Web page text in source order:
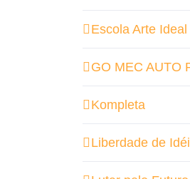
Escola Arte Ideal
GO MEC AUTO
Kompleta
Liberdade de